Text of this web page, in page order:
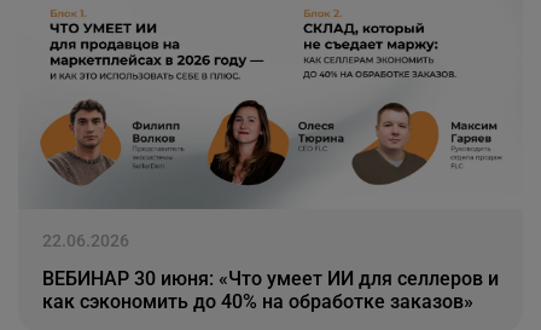
22.06.2026
ВЕБИНАР 30 июня: «Что умеет ИИ для селлеров и
как сэкономить до 40% на обработке заказов»